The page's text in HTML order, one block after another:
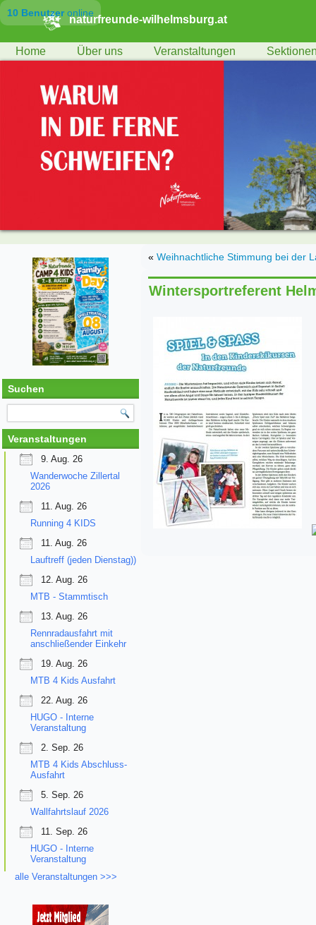
10 Benutzeronline
naturfreunde-wilhelmsburg.at
Home Über uns Veranstaltungen
Suchen
Veranstaltungen
9. Aug. 26
Wanderwoche Zillertal
2026
11. Aug. 26
Running 4 KIDS
11. Aug. 26
Lauftreff (jeden Dienstag))
12. Aug. 26
MTB - Stammtisch
13. Aug. 26
Rennradausfahrt mit
anschließender Einkehr
19. Aug. 26
MTB 4 Kids Ausfahrt
22. Aug. 26
HUGO - Interne
Veranstaltung
2. Sep. 26
MTB 4 Kids Abschluss-
Ausfahrt
5. Sep. 26
Wallfahrtslauf 2026
11. Sep. 26
HUGO - Interne
Veranstaltung
alle Veranstaltungen >>>
« Weihnachtliche Stimmung bei der
Wintersportreferent